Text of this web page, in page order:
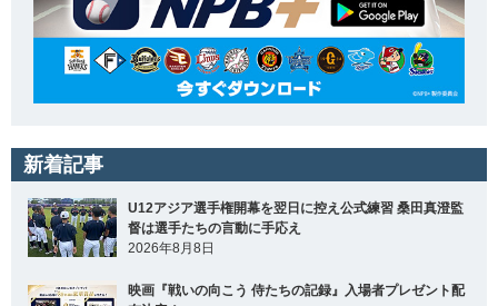
新着記事
U12アジア選手権開幕を翌日に控え公式練習 桑田真澄監
督は選手たちの言動に手応え
2026年8月8日
映画『戦いの向こう 侍たちの記録』入場者プレゼント配